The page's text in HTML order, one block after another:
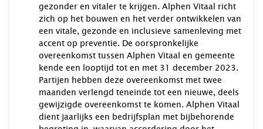
gezonder en vitaler te krijgen. Alphen Vitaal richt
zich op het bouwen en het verder ontwikkelen van
een vitale, gezonde en inclusieve samenleving met
accent op preventie. De oorspronkelijke
overeenkomst tussen Alphen Vitaal en gemeente
kende een looptijd tot en met 31 december 2023.
Partijen hebben deze overeenkomst met twee
maanden verlengd teneinde tot een nieuwe, deels
gewijzigde overeenkomst te komen. Alphen Vitaal
dient jaarlijks een bedrijfsplan met bijbehorende